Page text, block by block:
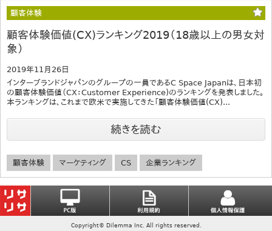
顧客体験
顧客体験価値(CX)ランキング2019（18歳以上の男女対
象）
2019年11月26日
インターブランドジャパンのグループの一員であるC Space Japanは、日本初
の顧客体験価値（CX：Customer Experience)のランキングを発表しました。
本ランキングは、これまで欧米で実施してきた「顧客体験価値(CX)...
続きを読む
顧客体験 マーケティング CS 企業ランキング
Copyright© Dilemma Inc. All rights reserved.